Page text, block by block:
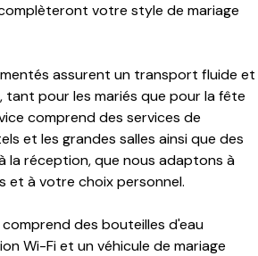
votre style de mariage
assurent un transport fluide et
tant pour les mariés que pour la fête
comprend des services de
et les grandes salles ainsi que des
la réception, que nous adaptons à
et à votre choix personnel.
des bouteilles d'eau
Wi-Fi et un véhicule de mariage